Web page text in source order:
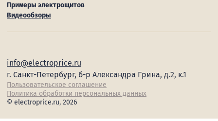
Примеры электрощитов
Видеообзоры
info@electroprice.ru
г. Санкт-Петербург, б-р Александра Грина, д.2, к.1
Пользовательское соглашение
Политика обработки персональных данных
© electroprice.ru, 2026